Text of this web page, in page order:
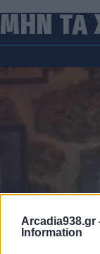
Arcadia938.gr
Information
ΜΗΝ ΤΑ